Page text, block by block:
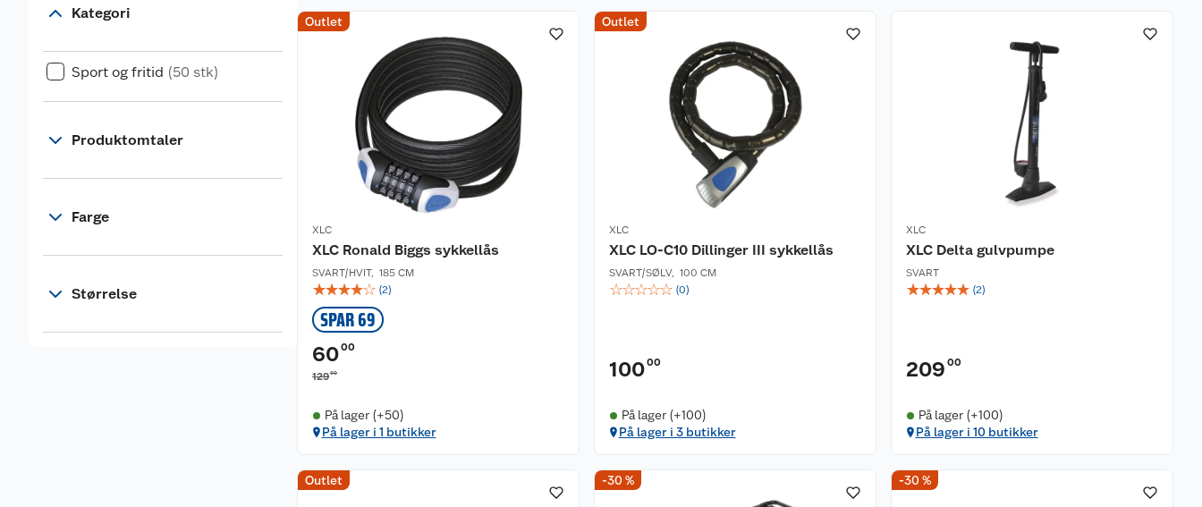
Kategori
Sport og fritid (50 stk)
Produktomtaler
Farge
Størrelse
Outlet
XLC
XLC Ronald Biggs sykkellås
SVART/HVIT, 185 CM
☆☆☆☆☆ (2)
SPAR 69
6000
12900
På lager (+50)
På lager i 1 butikker
Outlet
XLC
XLC LO-C10 Dillinger III sykkellås
SVART/SØLV, 100 CM
☆☆☆☆☆ (0)
10000
På lager (+100)
På lager i 3 butikker
XLC
XLC Delta gulvpumpe
SVART
☆☆☆☆☆ (2)
209 00
På lager (+100)
På lager i 10 butikker
Outlet -30 % -30 %